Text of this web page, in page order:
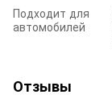
Подходит для
автомобилей
Отзывы